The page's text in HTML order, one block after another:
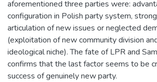
aforementioned three parties were:
configuration in Polish party system,
articulation of new issues or neglected
(exploitation of new community division
ideological niche). The fate of LPR and
confirms that the last factor seems to be
success of genuinely new party.